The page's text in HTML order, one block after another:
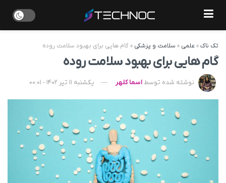
تک ناک» علمی » سلامت و پزشکی » گام هایی برای بهبود سلامت روده
گام هایی برای بهبود سلامت روده
نوشته شده توسط اسما کلهر یکشنبه 11 تیر 1402 - 00:01